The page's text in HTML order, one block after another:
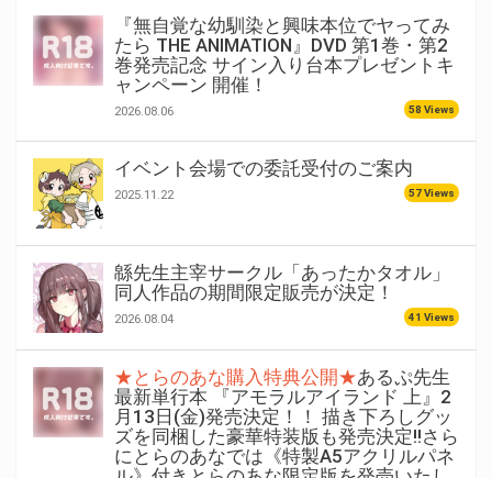
『無自覚な幼馴染と興味本位でヤってみ
たら THE ANIMATION』DVD 第1巻・第2
巻発売記念 サイン入り台本プレゼントキ
ャンペーン 開催！
2026.08.06 58 Views
イベント会場での委託受付のご案内
2025.11.22 57 Views
緜先生主宰サークル「あったかタオル」
同人作品の期間限定販売が決定！
2026.08.04 41 Views
★とらのあな購入特典公開★あるぷ先生
最新単行本 『アモラルアイランド 上』2
月13日(金)発売決定！！ 描き下ろしグッ
ズを同梱した豪華特装版も発売決定!!さら
にとらのあなでは《特製A5アクリルパネ